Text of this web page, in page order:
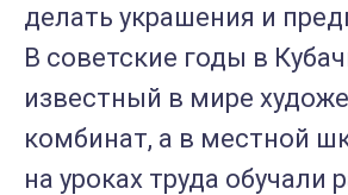
делать украшения и
В советские годы в
известный в мире
комбинат, а в местной
на уроках труда обучали